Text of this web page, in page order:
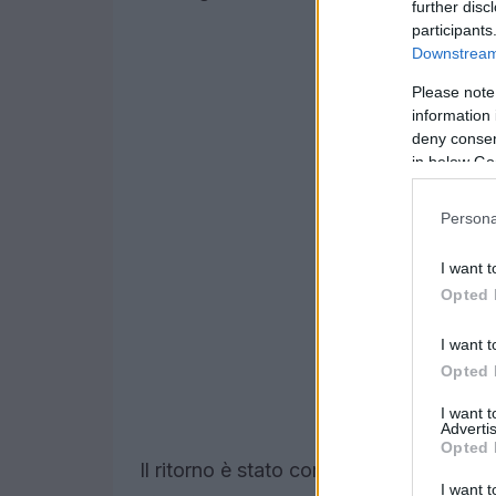
further
Please
information
deny
in below
I want
Opted
I want
Opted
I want
Opted
I want
Il ritorno è stato comunicato